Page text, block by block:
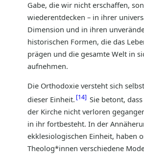
Gabe, die wir nicht erschaffen,
wiederentdecken – in ihrer
Dimension und in ihren
historischen Formen, die das
prägen und die gesamte Welt in
aufnehmen.
Die Orthodoxie versteht sich
dieser Einheit. 14 Sie betont,
der Kirche nicht verloren
in ihr fortbesteht. In der
ekklesiologischen Einheit, haben
Theolog*innen verschiedene